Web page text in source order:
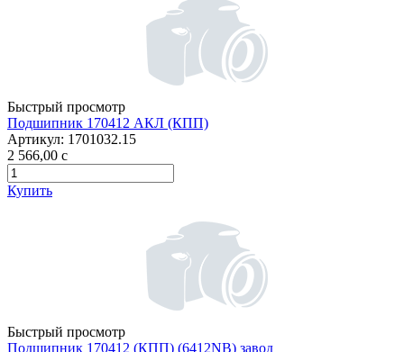
Быстрый просмотр
Подшипник 170412 АКЛ (КПП)
Артикул: 1701032.15
2 566,00 c
Купить
Быстрый просмотр
Подшипник 170412 (КПП) (6412NB) завод